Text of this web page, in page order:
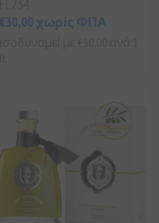
€30,00 χωρίς ΦΠΑ